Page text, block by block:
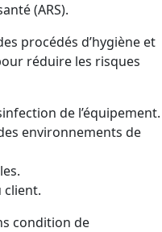
(ARS).
procédés d’hygiène et
réduire les risques
de l’équipement.
environnements de
client.
condition de